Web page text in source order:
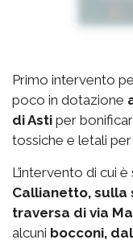
Primo intervento
poco in dotazione
di Asti per
tossiche e letali
L’intervento di cui
Callianetto,
traversa di via
alcuni bocconi,